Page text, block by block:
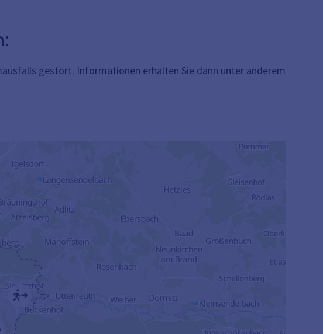
gestört. Informationen erhalten Sie dann unter anderem